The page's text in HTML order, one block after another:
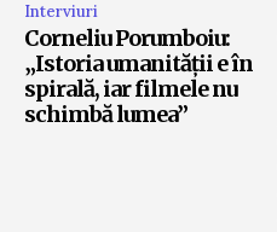
Interviuri
Corneliu Porumboiu:
„Istoria umanității e în
spirală, iar filmele nu
schimbă lumea”